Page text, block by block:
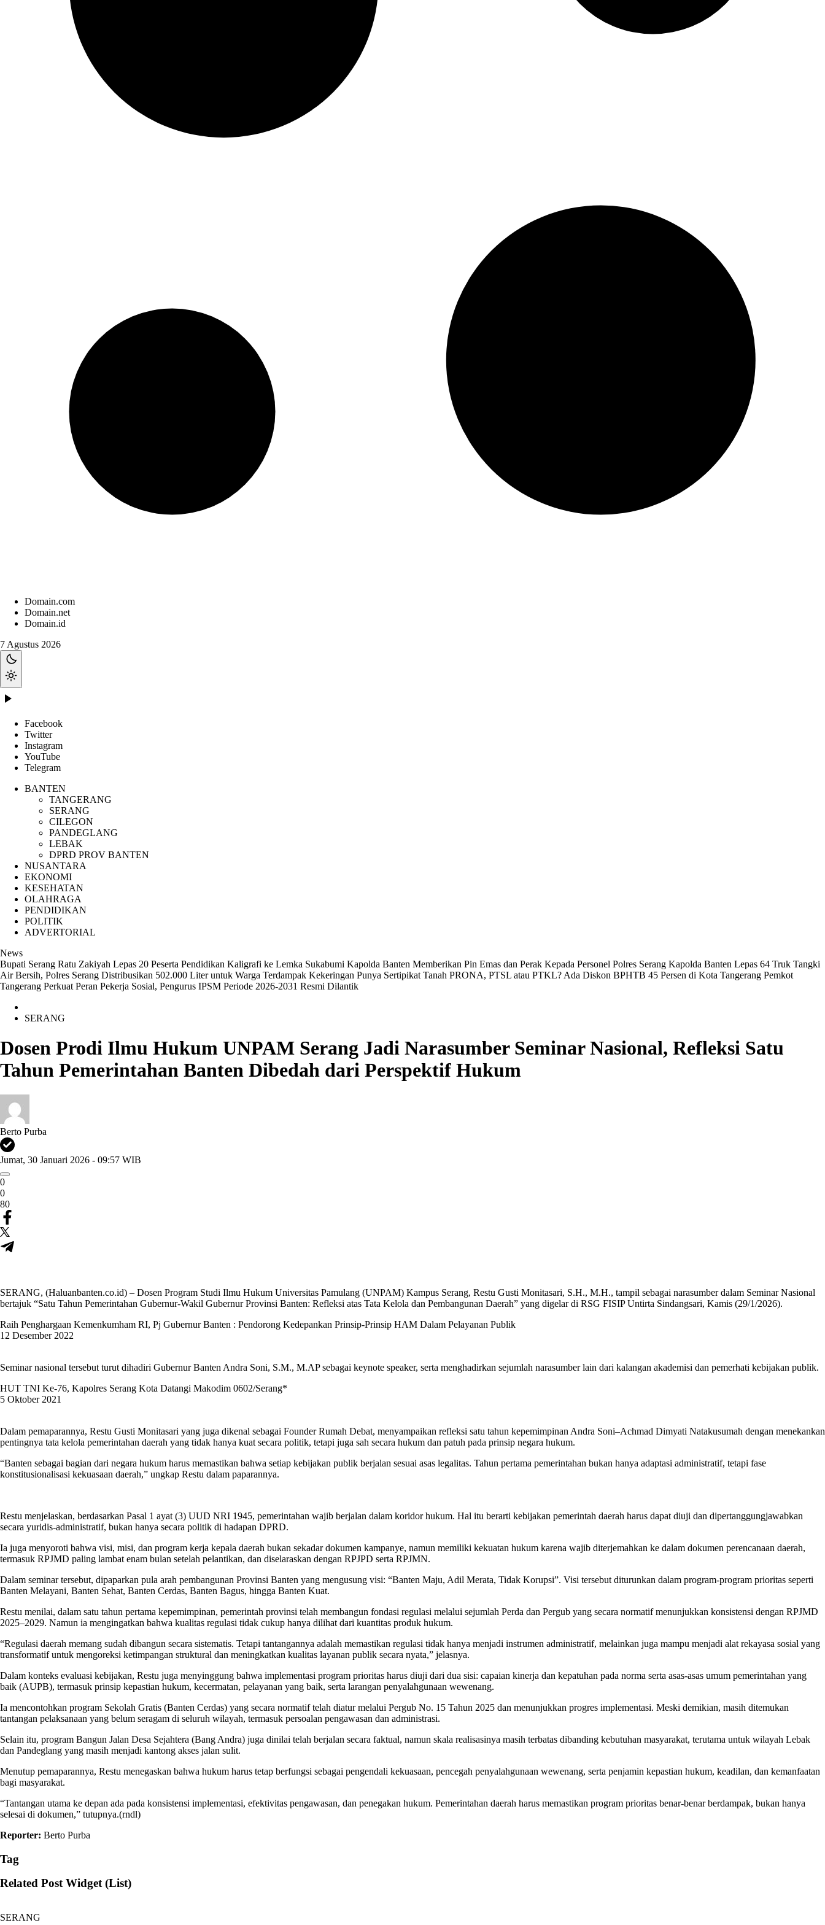
Domain.com
Domain.net
Domain.id
7 Agustus 2026
Facebook
Twitter
Instagram
YouTube
Telegram
BANTEN
TANGERANG
SERANG
CILEGON
PANDEGLANG
LEBAK
DPRD PROV BANTEN
NUSANTARA
EKONOMI
KESEHATAN
OLAHRAGA
PENDIDIKAN
POLITIK
ADVERTORIAL
News
Bupati Serang Ratu Zakiyah Lepas 20 Peserta Pendidikan Kaligrafi ke Lemka Sukabumi Kapolda Banten Memberikan Pin Emas dan Perak Kepada Personel Polres Serang Kapolda Banten Lepas 64 Truk Tangki
Air Bersih, Polres Serang Distribusikan 502.000 Liter untuk Warga Terdampak Kekeringan Punya Sertipikat Tanah PRONA, PTSL atau PTKL? Ada Diskon BPHTB 45 Persen di Kota Tangerang Pemkot
Tangerang Perkuat Peran Pekerja Sosial, Pengurus IPSM Periode 2026-2031 Resmi Dilantik
SERANG
Dosen Prodi Ilmu Hukum UNPAM Serang Jadi Narasumber Seminar Nasional, Refleksi Satu
Tahun Pemerintahan Banten Dibedah dari Perspektif Hukum
Berto Purba
Jumat, 30 Januari 2026 - 09:57 WIB
0
0
80
SERANG, (Haluanbanten.co.id) – Dosen Program Studi Ilmu Hukum Universitas Pamulang (UNPAM) Kampus Serang, Restu Gusti Monitasari, S.H., M.H., tampil sebagai narasumber dalam Seminar Nasional
bertajuk “Satu Tahun Pemerintahan Gubernur-Wakil Gubernur Provinsi Banten: Refleksi atas Tata Kelola dan Pembangunan Daerah” yang digelar di RSG FISIP Untirta Sindangsari, Kamis (29/1/2026).
Raih Penghargaan Kemenkumham RI, Pj Gubernur Banten : Pendorong Kedepankan Prinsip-Prinsip HAM Dalam Pelayanan Publik
12 Desember 2022
Seminar nasional tersebut turut dihadiri Gubernur Banten Andra Soni, S.M., M.AP sebagai keynote speaker, serta menghadirkan sejumlah narasumber lain dari kalangan akademisi dan pemerhati kebijakan publik.
HUT TNI Ke-76, Kapolres Serang Kota Datangi Makodim 0602/Serang*
5 Oktober 2021
Dalam pemaparannya, Restu Gusti Monitasari yang juga dikenal sebagai Founder Rumah Debat, menyampaikan refleksi satu tahun kepemimpinan Andra Soni–Achmad Dimyati Natakusumah dengan menekankan
pentingnya tata kelola pemerintahan daerah yang tidak hanya kuat secara politik, tetapi juga sah secara hukum dan patuh pada prinsip negara hukum.
“Banten sebagai bagian dari negara hukum harus memastikan bahwa setiap kebijakan publik berjalan sesuai asas legalitas. Tahun pertama pemerintahan bukan hanya adaptasi administratif, tetapi fase
konstitusionalisasi kekuasaan daerah,” ungkap Restu dalam paparannya.
Restu menjelaskan, berdasarkan Pasal 1 ayat (3) UUD NRI 1945, pemerintahan wajib berjalan dalam koridor hukum. Hal itu berarti kebijakan pemerintah daerah harus dapat diuji dan dipertanggungjawabkan
secara yuridis-administratif, bukan hanya secara politik di hadapan DPRD.
Ia juga menyoroti bahwa visi, misi, dan program kerja kepala daerah bukan sekadar dokumen kampanye, namun memiliki kekuatan hukum karena wajib diterjemahkan ke dalam dokumen perencanaan daerah,
termasuk RPJMD paling lambat enam bulan setelah pelantikan, dan diselaraskan dengan RPJPD serta RPJMN.
Dalam seminar tersebut, dipaparkan pula arah pembangunan Provinsi Banten yang mengusung visi: “Banten Maju, Adil Merata, Tidak Korupsi”. Visi tersebut diturunkan dalam program-program prioritas seperti
Banten Melayani, Banten Sehat, Banten Cerdas, Banten Bagus, hingga Banten Kuat.
Restu menilai, dalam satu tahun pertama kepemimpinan, pemerintah provinsi telah membangun fondasi regulasi melalui sejumlah Perda dan Pergub yang secara normatif menunjukkan konsistensi dengan RPJMD
2025–2029. Namun ia mengingatkan bahwa kualitas regulasi tidak cukup hanya dilihat dari kuantitas produk hukum.
“Regulasi daerah memang sudah dibangun secara sistematis. Tetapi tantangannya adalah memastikan regulasi tidak hanya menjadi instrumen administratif, melainkan juga mampu menjadi alat rekayasa sosial yang
transformatif untuk mengoreksi ketimpangan struktural dan meningkatkan kualitas layanan publik secara nyata,” jelasnya.
Dalam konteks evaluasi kebijakan, Restu juga menyinggung bahwa implementasi program prioritas harus diuji dari dua sisi: capaian kinerja dan kepatuhan pada norma serta asas-asas umum pemerintahan yang
baik (AUPB), termasuk prinsip kepastian hukum, kecermatan, pelayanan yang baik, serta larangan penyalahgunaan wewenang.
Ia mencontohkan program Sekolah Gratis (Banten Cerdas) yang secara normatif telah diatur melalui Pergub No. 15 Tahun 2025 dan menunjukkan progres implementasi. Meski demikian, masih ditemukan
tantangan pelaksanaan yang belum seragam di seluruh wilayah, termasuk persoalan pengawasan dan administrasi.
Selain itu, program Bangun Jalan Desa Sejahtera (Bang Andra) juga dinilai telah berjalan secara faktual, namun skala realisasinya masih terbatas dibanding kebutuhan masyarakat, terutama untuk wilayah Lebak
dan Pandeglang yang masih menjadi kantong akses jalan sulit.
Menutup pemaparannya, Restu menegaskan bahwa hukum harus tetap berfungsi sebagai pengendali kekuasaan, pencegah penyalahgunaan wewenang, serta penjamin kepastian hukum, keadilan, dan kemanfaatan
bagi masyarakat.
“Tantangan utama ke depan ada pada konsistensi implementasi, efektivitas pengawasan, dan penegakan hukum. Pemerintahan daerah harus memastikan program prioritas benar-benar berdampak, bukan hanya
selesai di dokumen,” tutupnya.(rndl)
Reporter: Berto Purba
Tag
Related Post Widget (List)
SERANG